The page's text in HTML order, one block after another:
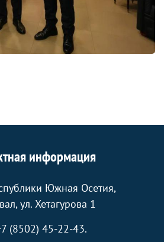
информация
Южная Осетия,
ул. Хетагурова 1
(8502) 45-22-43.